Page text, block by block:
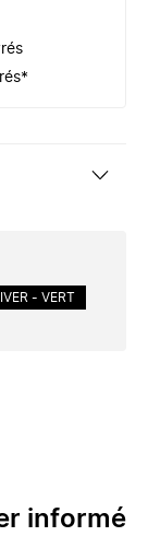
- VERT
informé